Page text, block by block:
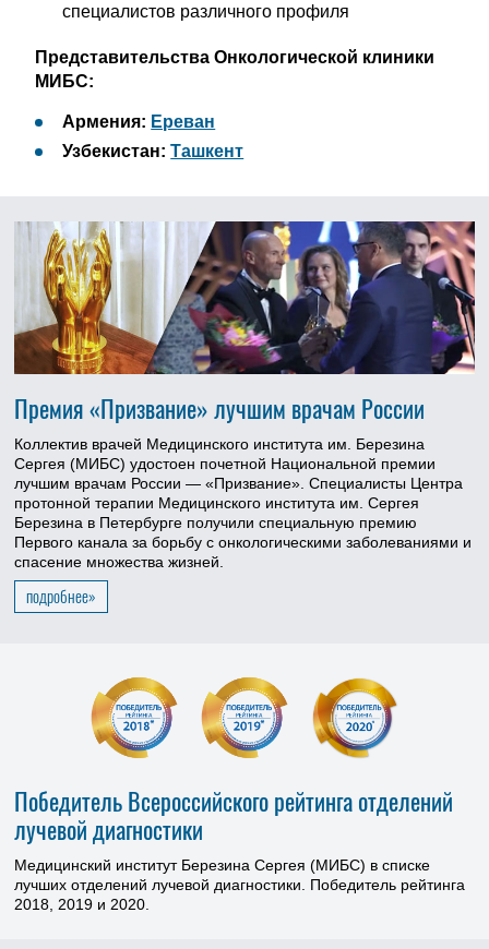
специалистов различного профиля
Представительства Онкологической клиники
МИБС:
Армения: Ереван
Узбекистан:Ташкент
Премия «Призвание» лучшим врачам России
Коллектив врачей Медицинского института им. Березина
Сергея (МИБС) удостоен почетной Национальной премии
лучшим врачам России — «Призвание». Специалисты Центра
протонной терапии Медицинского института им. Сергея
Березина в Петербурге получили специальную премию
Первого канала за борьбу с онкологическими заболеваниями и
спасение множества жизней.
подробнее»
Победитель Всероссийского рейтинга отделений
лучевой диагностики
Медицинский институт Березина Сергея (МИБС) в списке
лучших отделений лучевой диагностики. Победитель рейтинга
2018, 2019 и 2020.